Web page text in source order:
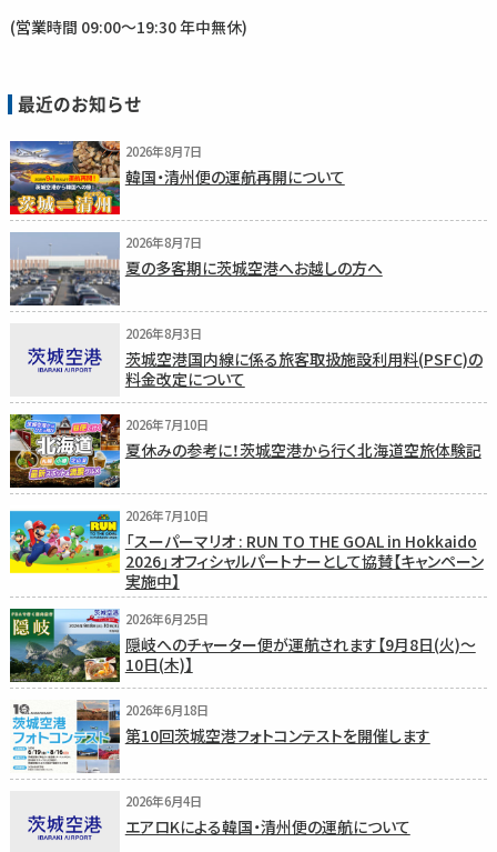
(営業時間 09:00～19:30 年中無休)
最近のお知らせ
2026年8月7日
韓国・清州便の運航再開について
2026年8月7日
夏の多客期に茨城空港へお越しの方へ
2026年8月3日
茨城空港国内線に係る旅客取扱施設利用料(PSFC)の
料金改定について
2026年7月10日
夏休みの参考に！茨城空港から行く北海道空旅体験記
2026年7月10日
「スーパーマリオ : RUN TO THE GOAL in Hokkaido
2026」オフィシャルパートナーとして協賛【キャンペーン
実施中】
2026年6月25日
隠岐へのチャーター便が運航されます【9月8日(火)〜
10日(木)】
2026年6月18日
第10回茨城空港フォトコンテストを開催します
2026年6月4日
エアロKによる韓国・清州便の運航について